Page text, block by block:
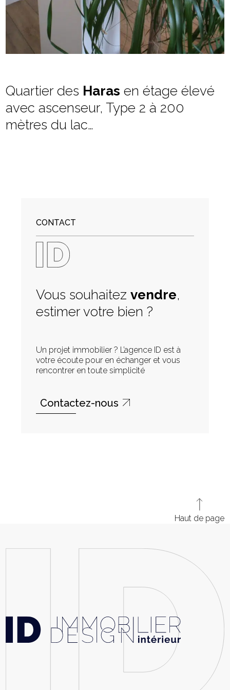
Quartier des Haras en étage élevé
avec ascenseur, Type 2 à 200
mètres du lac…
CONTACT
Vous souhaitezvendre,
estimer votre bien ?
Un projet immobilier ? L’agence ID est à
votre écoute pour en échanger et vous
rencontrer en toute simplicité
Contactez-nous
Haut de page